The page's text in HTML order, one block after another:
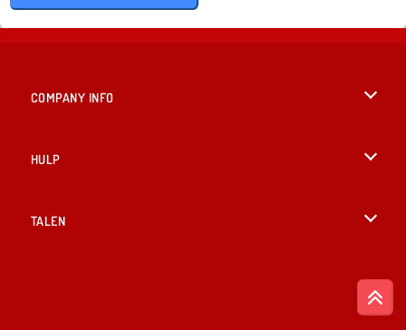
COMPANY INFO
HULP
TALEN